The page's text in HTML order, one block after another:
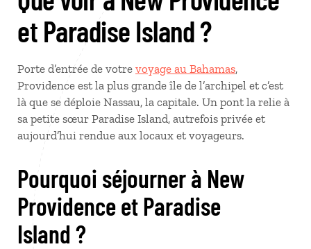
et Paradise Island ?
Porte d’entrée de votre voyage au Bahamas,
Providence est la plus grande île de l’archipel et c’est
là que se déploie Nassau, la capitale. Un pont la relie à
sa petite sœur Paradise Island, autrefois privée et
aujourd’hui rendue aux locaux et voyageurs.
Pourquoi séjourner à New
Providence et Paradise
Island ?